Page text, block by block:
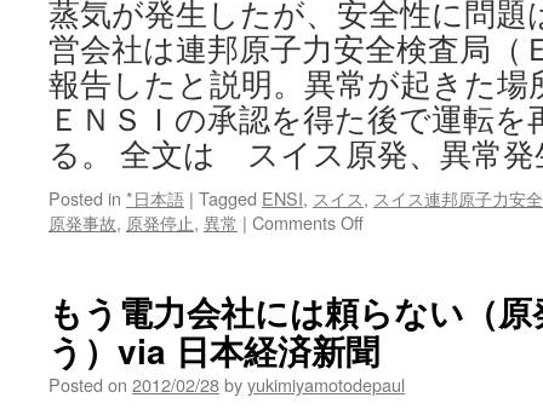
蒸気が発生したが、安全性に問題
営会社は連邦原子力安全検査局（
報告したと説明。異常が起きた場
ＥＮＳＩの承認を得た後で運転
る。 全文は スイス原発、異常発
Posted in *日本語 | Tagged ENSI, スイス, スイス連邦原子力安
原発事故, 原発停止, 異常 | Comments Offon
ス
原
発、
異
常
もう電力会社には頼らない（
う）via 日本経済新聞
Posted on 2012/02/28byyukimiyamotodepaul